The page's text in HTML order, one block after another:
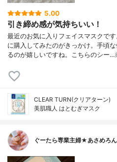
5.00
引き締め感が気持ちいい！
最近のお気に入りフェイスマスクで
に購入してみたのがきっかけ。手頃
るのが嬉しいですね。こちらのシー…
CLEAR TURN(クリアターン)
美肌職人 はとむぎマスク
ぐーたら専業主婦★あさめろん